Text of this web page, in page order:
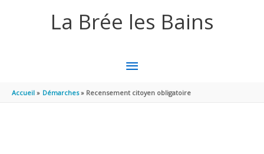
La Brée les Bains
MENU
PRINCIPAL
Accueil Démarches Recensement citoyen obligatoire